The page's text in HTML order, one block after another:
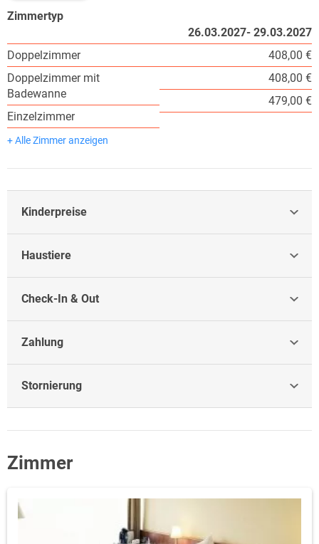
Zimmertyp
Doppelzimmer
Doppelzimmer mit
Badewanne
Einzelzimmer
+ Alle Zimmer anzeigen
26.03.2027- 29.03.2027
408,00 €
408,00 €
479,00 €
Kinderpreise
Haustiere
Check-In & Out
Zahlung
Stornierung
Zimmer